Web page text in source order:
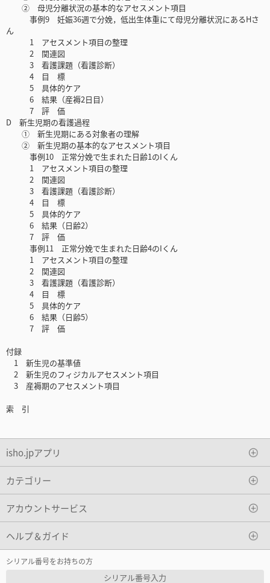
② 母児分離状況の基本的なアセスメント項目
事例9 妊娠36週で分娩，低出生体重にて母児分離状況にあるHさ
ん
1 アセスメント項目の整理
2 関連図
3 看護課題（看護診断）
4 目 標
5 具体的ケア
6 結果（産褥2日目）
7 評 価
D 新生児期の看護過程
① 新生児期にある対象者の理解
② 新生児期の基本的なアセスメント項目
事例10 正常分娩で生まれた日齢1のIくん
1 アセスメント項目の整理
2 関連図
3 看護課題（看護診断）
4 目 標
5 具体的ケア
6 結果（日齢2）
7 評 価
事例11 正常分娩で生まれた日齢4のIくん
1 アセスメント項目の整理
2 関連図
3 看護課題（看護診断）
4 目 標
5 具体的ケア
6 結果（日齢5）
7 評 価
付録
1 新生児の基準値
2 新生児のフィジカルアセスメント項目
3 産褥期のアセスメント項目
索 引
isho.jpアプリ
カテゴリー
アカウントサービス
ヘルプ＆ガイド
シリアル番号をお持ちの方
シリアル番号入力